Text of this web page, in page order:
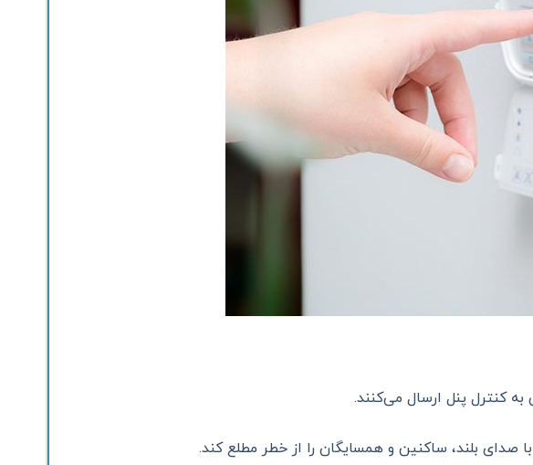
کنترل پنل ارسال می‌کنند.
صدای بلند، ساکنین و همسایگان را از خطر مطلع کند.